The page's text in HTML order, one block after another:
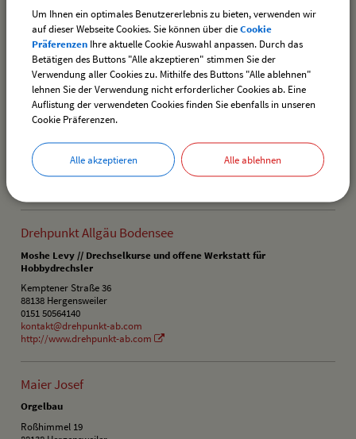
Lazi Kerstin
Fotografin
Unternützenbrugg 9 a
88138 Hergensweiler
Lepko Christian
Handel mit Pflanzlicher Nahrungsergänzung, PC Instandsetzung,
Hausverwaltung, Handel mit Kosmetikprodukten
Im Obstgarten 14
Drehpunkt Allgäu Bodensee
Moshe Levy // Drechselkurse und offene Werkstatt für
Hobbydrechsler
Kemptener Straße 36
88138 Hergensweiler
0151 50564140
kontakt@drehpunkt-ab.com
http://www.drehpunkt-ab.com
Maier Josef
Orgelbau
Roßhimmel 19
Um Ihnen ein optimales Benutzererlebnis zu bieten, verwenden wir
auf dieser Webseite Cookies. Sie können über dieCookie
Präferenzen Ihre aktuelle Cookie Auswahl anpassen. Durch das
Betätigen des Buttons "Alle akzeptieren" stimmen Sie der
Verwendung aller Cookies zu. Mithilfe des Buttons "Alle ablehnen"
lehnen Sie der Verwendung nicht erforderlicher Cookies ab. Eine
Auflistung der verwendeten Cookies finden Sie ebenfalls in unseren
Cookie Präferenzen.
Alle akzeptieren Alle ablehnen